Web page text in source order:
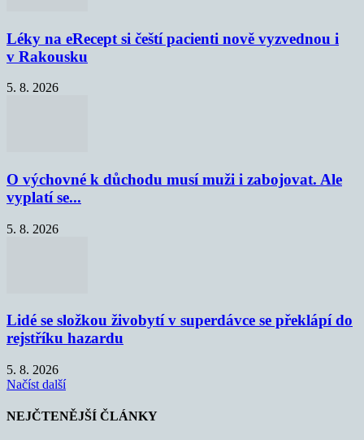
Léky na eRecept si čeští pacienti nově vyzvednou i
v Rakousku
5. 8. 2026
O výchovné k důchodu musí muži i zabojovat. Ale
vyplatí se...
5. 8. 2026
Lidé se složkou živobytí v superdávce se překlápí do
rejstříku hazardu
5. 8. 2026
Načíst další
NEJČTENĚJŠÍ ČLÁNKY